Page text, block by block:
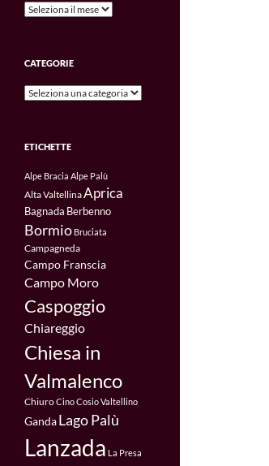
Archivio
CATEGORIE
Categorie
ETICHETTE
Alpe Bracia Alpe Palù
Alta ValtellinaAprica
Bagnada Berbenno
Bormio Bruciata
Campagneda
Campo Franscia
Campo Moro
Caspoggio
Chiareggio
Chiesa in
Valmalenco
ChiuroCinoCosio Valtellino
GandaLago Palù
Lanzada La Presa